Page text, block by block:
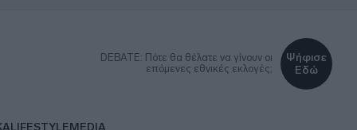
DEBATE: Πότε θα θέλατε να γίνουν οι
επόμενες εθνικές εκλογές;
Ψήφισε
Εδώ
LIFESTYLEMEDIA